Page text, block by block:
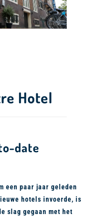
Hotel
date
een paar jaar geleden
hotels invoerde, is
slag gegaan met het